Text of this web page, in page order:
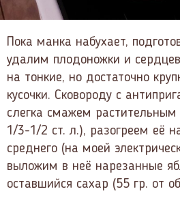
Пока манка набухает,
удалим плодоножки и
на тонкие, но достаточно
кусочки. Сковороду с
слегка смажем
1/3-1/2 ст. л.), разогреем её
среднего (на моей
выложим в неё нарезанные
оставшийся сахар (55 гр. от